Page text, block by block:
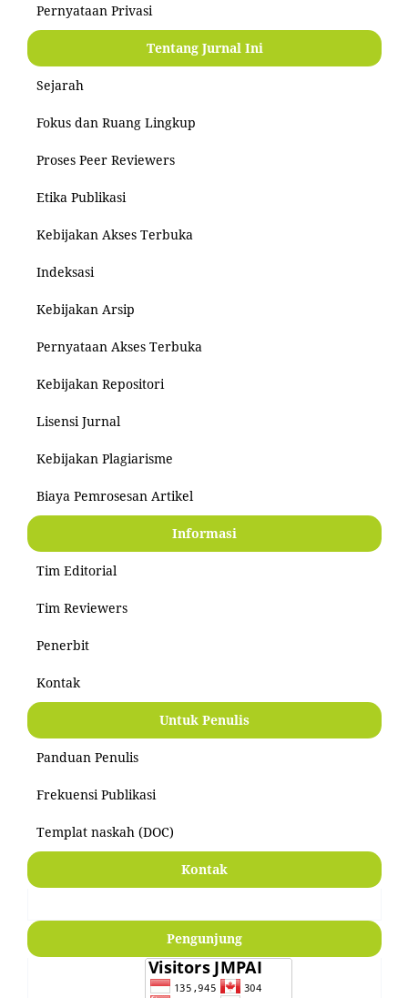
Pernyataan Privasi
Tentang Jurnal Ini
Sejarah
Fokus dan Ruang Lingkup
Proses Peer Reviewers
Etika Publikasi
Kebijakan Akses Terbuka
Indeksasi
Kebijakan Arsip
Pernyataan Akses Terbuka
Kebijakan Repositori
Lisensi Jurnal
Kebijakan Plagiarisme
Biaya Pemrosesan Artikel
Informasi
Tim Editorial
Tim Reviewers
Penerbit
Kontak
Untuk Penulis
Panduan Penulis
Frekuensi Publikasi
Templat naskah (DOC)
Kontak
Pengunjung